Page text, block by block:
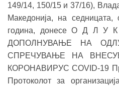
149/14, 150/15 и 37/16),
Македонија, на
година, донесе О Д Л
ДОПОЛНУВАЊЕ НА
СПРЕЧУВАЊЕ НА
КОРОНАВИРУС COVID-19
Протоколот за